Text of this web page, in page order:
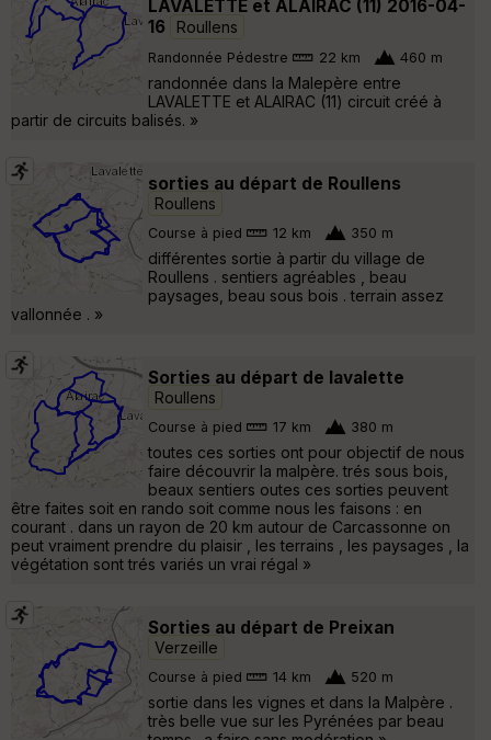
LAVALETTE et ALAIRAC (11) 2016-04-
16
Roullens
Randonnée Pédestre 22 km 460 m
randonnée dans la Malepère entre
LAVALETTE et ALAIRAC (11) circuit créé à
partir de circuits balisés. »
sorties au départ de Roullens
Roullens
Course à pied 12 km 350 m
différentes sortie à partir du village de
Roullens . sentiers agréables , beau
paysages, beau sous bois . terrain assez
vallonnée . »
Sorties au départ de lavalette
Roullens
Course à pied 17 km 380 m
toutes ces sorties ont pour objectif de nous
faire découvrir la malpère. trés sous bois,
beaux sentiers outes ces sorties peuvent
être faites soit en rando soit comme nous les faisons : en
courant . dans un rayon de 20 km autour de Carcassonne on
peut vraiment prendre du plaisir , les terrains , les paysages , la
végétation sont trés variés un vrai régal »
Sorties au départ de Preixan
Verzeille
Course à pied 14 km 520 m
sortie dans les vignes et dans la Malpère .
très belle vue sur les Pyrénées par beau